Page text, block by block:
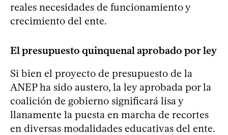
reales necesidades de funcionamiento y
crecimiento del ente.
El presupuesto quinquenal aprobado por ley
Si bien el proyecto de presupuesto de la
ANEP ha sido austero, la ley aprobada por la
coalición de gobierno significará lisa y
llanamente la puesta en marcha de recortes
en diversas modalidades educativas del ente.